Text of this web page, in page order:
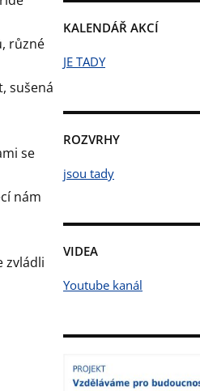
různé
sušená
se
nám
zvládli
KALENDÁŘ AKCÍ
JE TADY
ROZVRHY
jsou tady
VIDEA
Youtube kanál